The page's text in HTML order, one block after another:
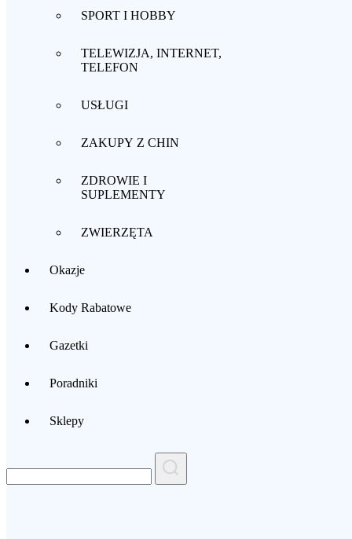
SPORT I HOBBY
TELEWIZJA, INTERNET,
TELEFON
USŁUGI
ZAKUPY Z CHIN
ZDROWIE I
SUPLEMENTY
ZWIERZĘTA
Okazje
Kody Rabatowe
Gazetki
Poradniki
Sklepy